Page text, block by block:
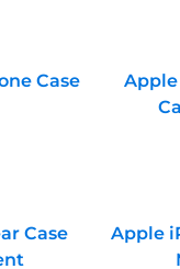
Case
Apple
Case
Apple